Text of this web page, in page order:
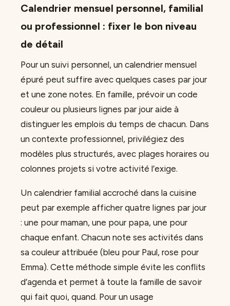
Calendrier mensuel personnel, familial
ou professionnel : fixer le bon niveau
de détail
Pour un suivi personnel, un calendrier mensuel
épuré peut suffire avec quelques cases par jour
et une zone notes. En famille, prévoir un code
couleur ou plusieurs lignes par jour aide à
distinguer les emplois du temps de chacun. Dans
un contexte professionnel, privilégiez des
modèles plus structurés, avec plages horaires ou
colonnes projets si votre activité l’exige.
Un calendrier familial accroché dans la cuisine
peut par exemple afficher quatre lignes par jour
: une pour maman, une pour papa, une pour
chaque enfant. Chacun note ses activités dans
sa couleur attribuée (bleu pour Paul, rose pour
Emma). Cette méthode simple évite les conflits
d’agenda et permet à toute la famille de savoir
qui fait quoi, quand. Pour un usage